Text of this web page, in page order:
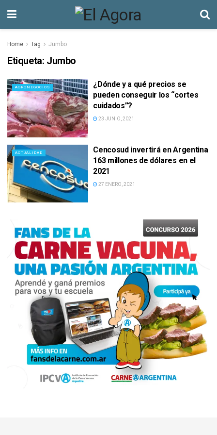
Home Tag Jumbo
Etiqueta: Jumbo
AGRONEGOCIOS
¿Dónde y a qué precios se
pueden conseguir los “cortes
cuidados”?
23 JUNIO, 2021
ACTUALIDAD
Cencosud invertirá en Argentina
163 millones de dólares en el
2021
27 ENERO, 2021